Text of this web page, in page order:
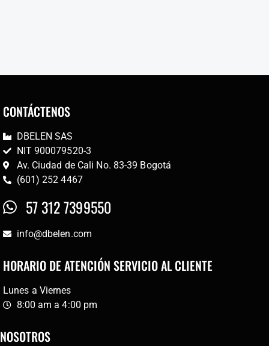
CONTÁCTENOS
DBELEN SAS
NIT 900079520-3
Av. Ciudad de Cali No. 83-39 Bogotá
(601) 252 4467
57 312 7399550
info@dbelen.com
HORARIO DE ATENCIÓN SERVICIO AL CLIENTE
Lunes a Viernes
8:00 am a 4:00 pm
NOSOTROS